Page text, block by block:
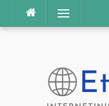
Praleisti
Meniu